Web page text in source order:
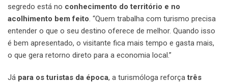
segredo está no conhecimento do território e no
acolhimento bem feito. “Quem trabalha com turismo precisa
entender o que o seu destino oferece de melhor. Quando isso
é bem apresentado, o visitante fica mais tempo e gasta mais,
o que gera retorno direto para a economia local.”
Já para os turistas da época, a turismóloga reforçatrês